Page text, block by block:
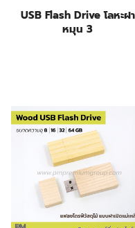
USB Flash Drive โลหะฝา
หมุน 3